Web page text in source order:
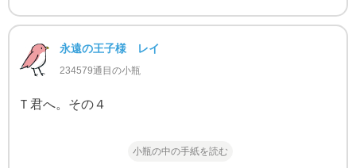
永遠の王子様 レイ
234579通目の小瓶
Ｔ君へ。その４
小瓶の中の手紙を読む